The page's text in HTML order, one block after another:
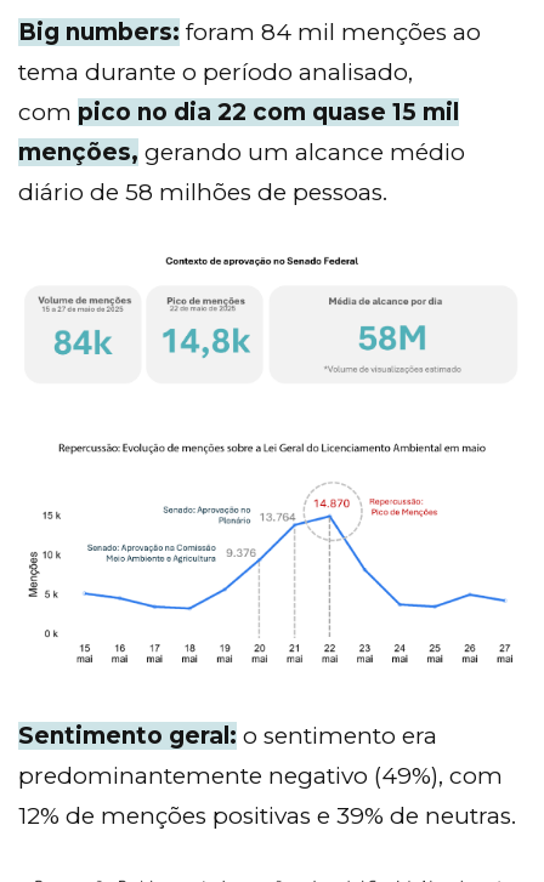
Big numbers: foram 84 mil menções ao
tema durante o período analisado,
com pico no dia 22 com quase 15 mil
menções, gerando um alcance médio
diário de 58 milhões de pessoas.
Sentimento geral: o sentimento era
predominantemente negativo (49%), com
12% de menções positivas e 39% de neutras.